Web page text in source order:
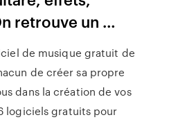
retrouve un …
de musique gratuit de
de créer sa propre
dans la création de vos
logiciels gratuits pour